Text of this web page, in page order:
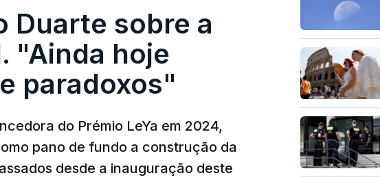
Duarte sobre a
"Ainda hoje
paradoxos"
do Prémio LeYa em 2024,
pano de fundo a construção da
desde a inauguração deste